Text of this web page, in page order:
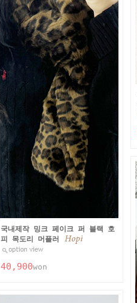
국내제작 밍크 페이크 퍼 블랙 호
피 목도리 머플러
40,900won